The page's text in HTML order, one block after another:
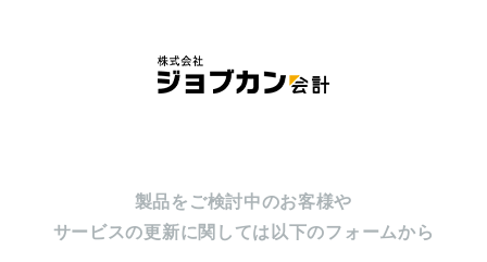
製品をご検討中のお客様や
サービスの更新に関しては以下のフォームから